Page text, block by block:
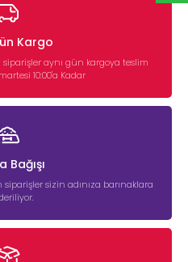
Kargo
siparişler aynı gün kargoya teslim
10:00'a Kadar
Bağışı
sizin adınıza barınaklara